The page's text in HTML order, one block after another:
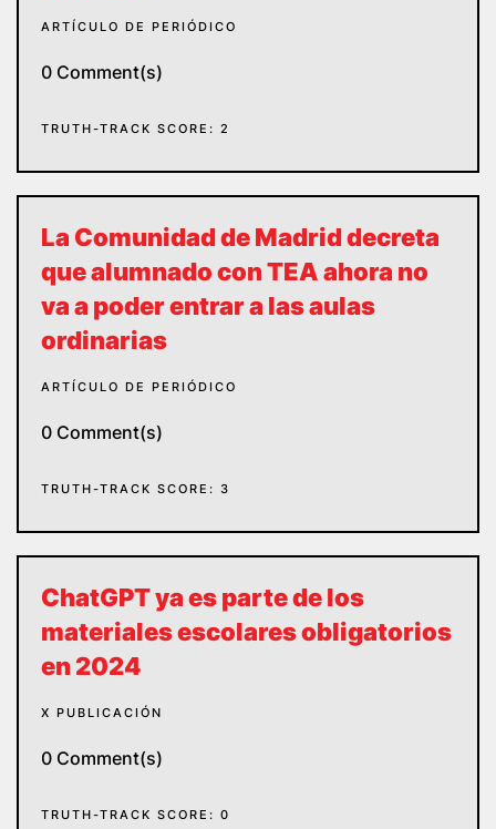
ARTÍCULO DE PERIÓDICO
0 Comment(s)
TRUTH-TRACK SCORE: 2
La Comunidad de Madrid decreta
que alumnado con TEA ahora no
va a poder entrar a las aulas
ordinarias
ARTÍCULO DE PERIÓDICO
0 Comment(s)
TRUTH-TRACK SCORE: 3
ChatGPT ya es parte de los
materiales escolares obligatorios
en 2024
X PUBLICACIÓN
0 Comment(s)
TRUTH-TRACK SCORE: 0